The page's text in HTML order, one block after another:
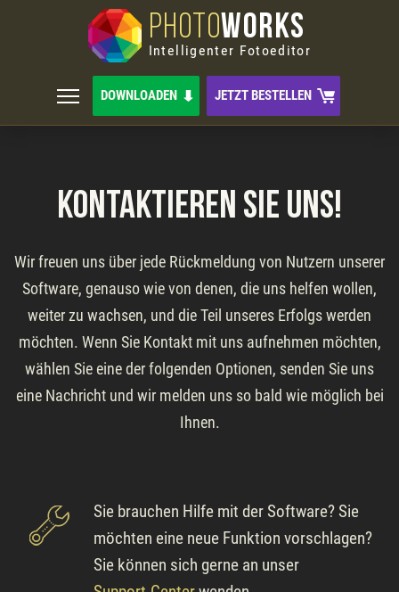
PHOTOWORKS
Intelligenter Fotoeditor
DOWNLOADEN JETZT BESTELLEN
KONTAKTIEREN SIE UNS!
Wir freuen uns über jede Rückmeldung von Nutzern unserer
Software, genauso wie von denen, die uns helfen wollen,
weiter zu wachsen, und die Teil unseres Erfolgs werden
möchten. Wenn Sie Kontakt mit uns aufnehmen möchten,
wählen Sie eine der folgenden Optionen, senden Sie uns
eine Nachricht und wir melden uns so bald wie möglich bei
Ihnen.
Sie brauchen Hilfe mit der Software? Sie
möchten eine neue Funktion vorschlagen?
Sie können sich gerne an unser